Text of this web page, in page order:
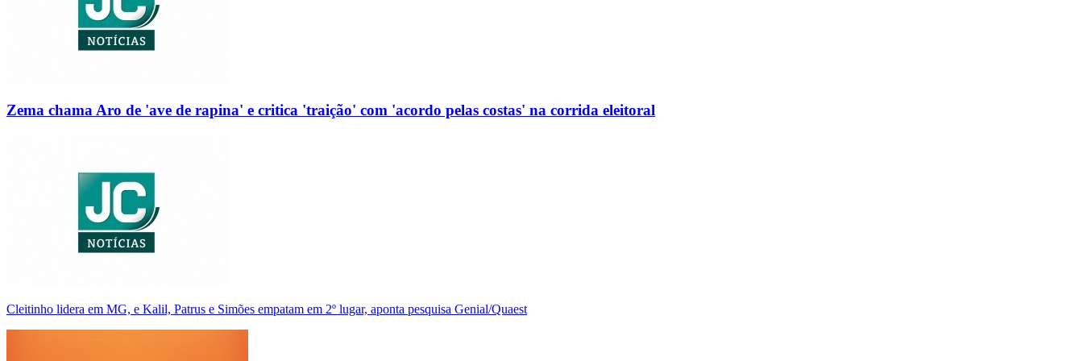
Zema chama Aro de 'ave de rapina' e critica 'traição' com 'acordo pelas costas' na corrida eleitoral
Cleitinho lidera em MG, e Kalil, Patrus e Simões empatam em 2º lugar, aponta pesquisa Genial/Quaest